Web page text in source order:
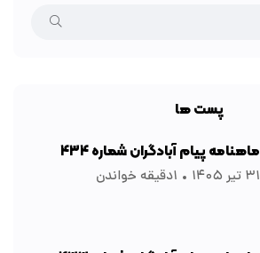
پست ها
ماهنامه پیام آبادگران شماره ۴۳۴
۳۱ تیر ۱۴۰۵ ۱دقیقه خواندن